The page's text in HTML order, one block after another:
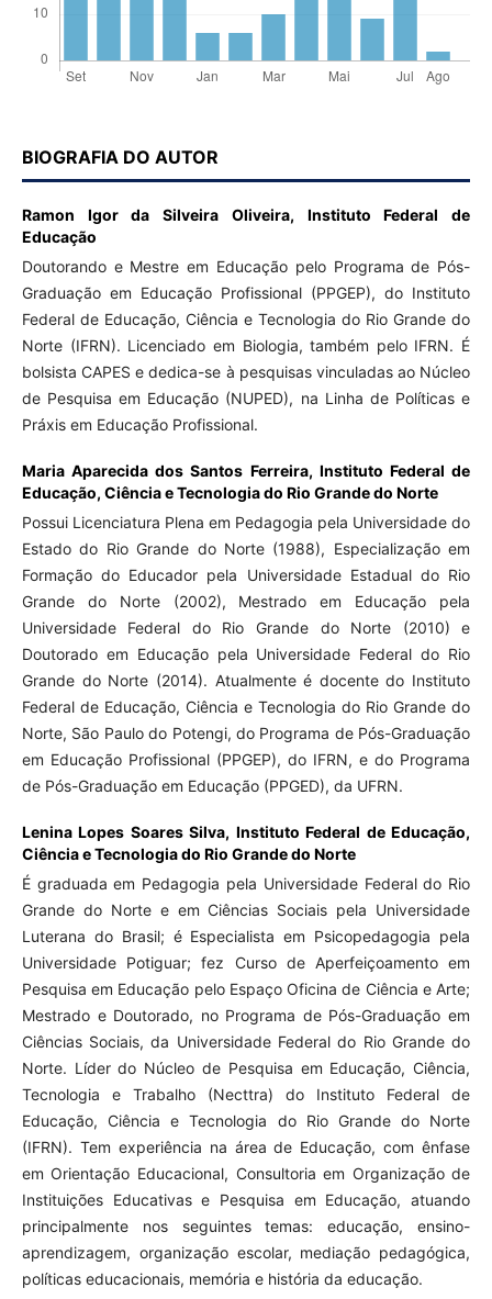
BIOGRAFIA DO AUTOR
Ramon Igor da Silveira Oliveira, Instituto Federal de
Educação
Doutorando e Mestre em Educação pelo Programa de Pós-
Graduação em Educação Profissional (PPGEP), do Instituto
Federal de Educação, Ciência e Tecnologia do Rio Grande do
Norte (IFRN). Licenciado em Biologia, também pelo IFRN. É
bolsista CAPES e dedica-se à pesquisas vinculadas ao Núcleo
de Pesquisa em Educação (NUPED), na Linha de Políticas e
Práxis em Educação Profissional.
Maria Aparecida dos Santos Ferreira, Instituto Federal de
Educação, Ciência e Tecnologia do Rio Grande do Norte
Possui Licenciatura Plena em Pedagogia pela Universidade do
Estado do Rio Grande do Norte (1988), Especialização em
Formação do Educador pela Universidade Estadual do Rio
Grande do Norte (2002), Mestrado em Educação pela
Universidade Federal do Rio Grande do Norte (2010) e
Doutorado em Educação pela Universidade Federal do Rio
Grande do Norte (2014). Atualmente é docente do Instituto
Federal de Educação, Ciência e Tecnologia do Rio Grande do
Norte, São Paulo do Potengi, do Programa de Pós-Graduação
em Educação Profissional (PPGEP), do IFRN, e do Programa
de Pós-Graduação em Educação (PPGED), da UFRN.
Lenina Lopes Soares Silva, Instituto Federal de Educação,
Ciência e Tecnologia do Rio Grande do Norte
É graduada em Pedagogia pela Universidade Federal do Rio
Grande do Norte e em Ciências Sociais pela Universidade
Luterana do Brasil; é Especialista em Psicopedagogia pela
Universidade Potiguar; fez Curso de Aperfeiçoamento em
Pesquisa em Educação pelo Espaço Oficina de Ciência e Arte;
Mestrado e Doutorado, no Programa de Pós-Graduação em
Ciências Sociais, da Universidade Federal do Rio Grande do
Norte. Líder do Núcleo de Pesquisa em Educação, Ciência,
Tecnologia e Trabalho (Necttra) do Instituto Federal de
Educação, Ciência e Tecnologia do Rio Grande do Norte
(IFRN). Tem experiência na área de Educação, com ênfase
em Orientação Educacional, Consultoria em Organização de
Instituições Educativas e Pesquisa em Educação, atuando
principalmente nos seguintes temas: educação, ensino-
aprendizagem, organização escolar, mediação pedagógica,
políticas educacionais, memória e história da educação.